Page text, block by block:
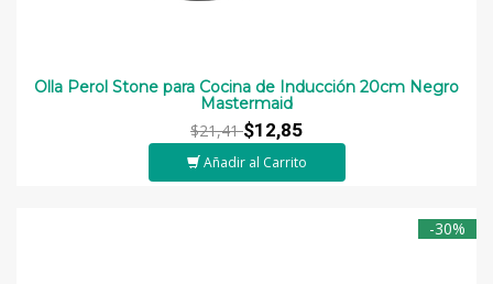
Olla Perol Stone para Cocina de Inducción 20cm Negro
Mastermaid
$21,41$12,85
Añadir al Carrito
-30%